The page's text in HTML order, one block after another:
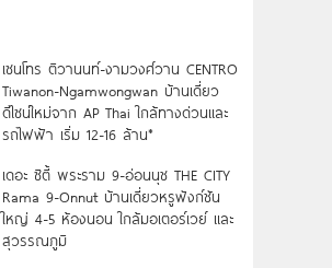
เซนโทร ติวานนท์-งามวงศ์วาน CENTRO
Tiwanon-Ngamwongwan บ้านเดี่ยว
ดีไซน์ใหม่จาก AP Thai ใกล้ทางด่วนและ
รถไฟฟ้า เริ่ม 12-16 ล้าน*
เดอะ ซิตี้ พระราม 9-อ่อนนุช THE CITY
Rama 9-Onnut บ้านเดี่ยวหรูฟังก์ชัน
ใหญ่ 4-5 ห้องนอน ใกล้มอเตอร์เวย์ และ
สุวรรณภูมิ